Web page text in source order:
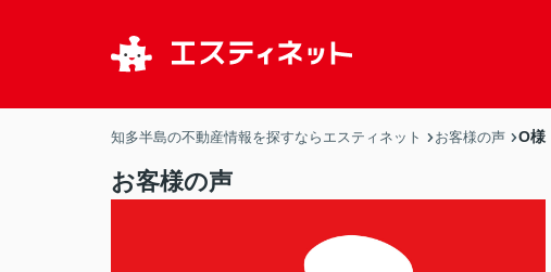
知多半島の不動産情報を探すならエスティネット お客様の声 O様
お客様の声